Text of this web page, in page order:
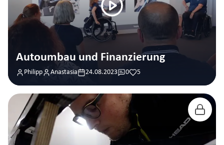
Autoumbau und Finanzierung
Philipp Anastasia 24.08.2023 0 5